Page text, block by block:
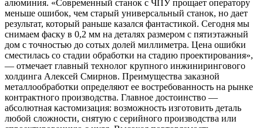
алюминия. «Современный станок с ЧПУ прощает оператору
меньше ошибок, чем старый универсальный станок, но дает
результат, который раньше казался фантастикой. Сегодня мы
снимаем фаску в 0,2 мм на деталях размером с пятиэтажный
дом с точностью до сотых долей миллиметра. Цена ошибки
сместилась со стадии обработки на стадию проектирования»,
— отмечает главный технолог крупного инжинирингового
холдинга Алексей Смирнов. Преимущества заказной
металлообработки определяют ее востребованность на рынке
контрактного производства. Главное достоинство —
абсолютная кастомизация: возможность изготовить деталь
любой сложности, снятую с серийного производства или